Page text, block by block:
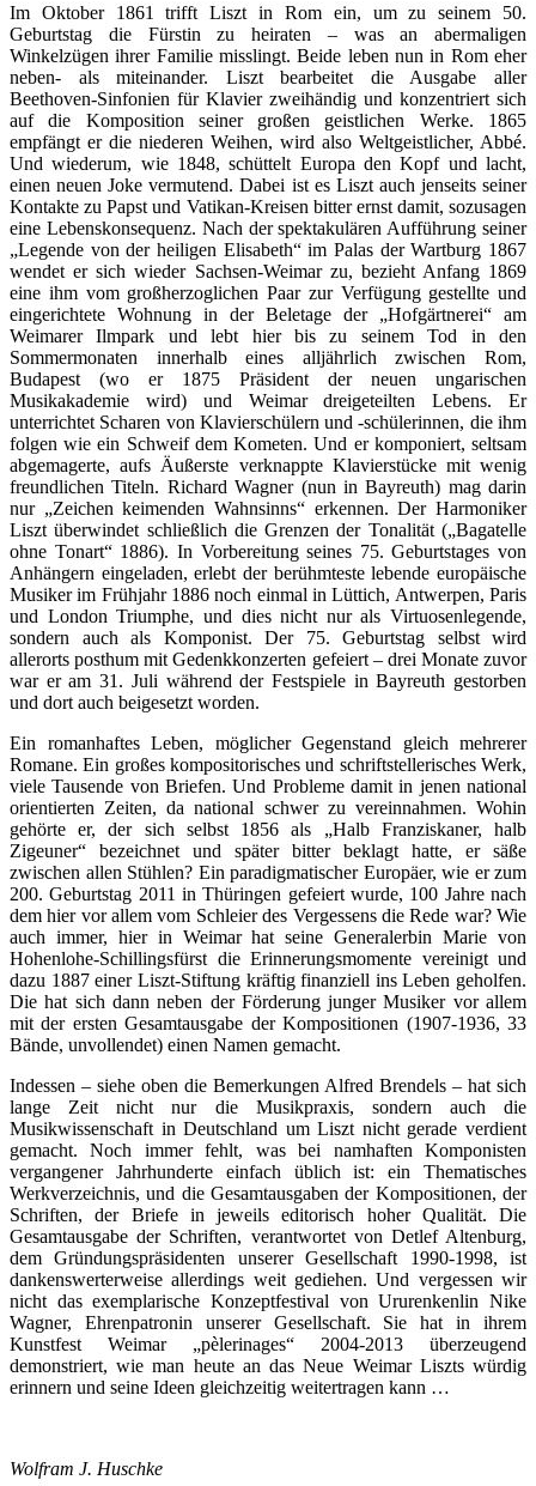
Im Oktober 1861 trifft Liszt in Rom ein, um zu seinem 50.
Geburtstag die Fürstin zu heiraten – was an abermaligen
Winkelzügen ihrer Familie misslingt. Beide leben nun in Rom eher
neben- als miteinander. Liszt bearbeitet die Ausgabe aller
Beethoven-Sinfonien für Klavier zweihändig und konzentriert sich
auf die Komposition seiner großen geistlichen Werke. 1865
empfängt er die niederen Weihen, wird also Weltgeistlicher, Abbé.
Und wiederum, wie 1848, schüttelt Europa den Kopf und lacht,
einen neuen Joke vermutend. Dabei ist es Liszt auch jenseits seiner
Kontakte zu Papst und Vatikan-Kreisen bitter ernst damit, sozusagen
eine Lebenskonsequenz. Nach der spektakulären Aufführung seiner
„Legende von der heiligen Elisabeth“ im Palas der Wartburg 1867
wendet er sich wieder Sachsen-Weimar zu, bezieht Anfang 1869
eine ihm vom großherzoglichen Paar zur Verfügung gestellte und
eingerichtete Wohnung in der Beletage der „Hofgärtnerei“ am
Weimarer Ilmpark und lebt hier bis zu seinem Tod in den
Sommermonaten innerhalb eines alljährlich zwischen Rom,
Budapest (wo er 1875 Präsident der neuen ungarischen
Musikakademie wird) und Weimar dreigeteilten Lebens. Er
unterrichtet Scharen von Klavierschülern und -schülerinnen, die ihm
folgen wie ein Schweif dem Kometen.Und er komponiert, seltsam
abgemagerte, aufs Äußerste verknappte Klavierstücke mit wenig
freundlichen Titeln. Richard Wagner (nun in Bayreuth) mag darin
nur „Zeichen keimenden Wahnsinns“ erkennen. Der Harmoniker
Liszt überwindet schließlich die Grenzen der Tonalität („Bagatelle
ohne Tonart“ 1886). In Vorbereitung seines 75. Geburtstages von
Anhängern eingeladen, erlebt der berühmteste lebende europäische
Musiker im Frühjahr 1886 noch einmal in Lüttich, Antwerpen, Paris
und London Triumphe, und dies nicht nur als Virtuosenlegende,
sondern auch als Komponist. Der 75. Geburtstag selbst wird
allerorts posthum mit Gedenkkonzerten gefeiert – drei Monate zuvor
war er am 31. Juli während der Festspiele in Bayreuth gestorben
und dort auch beigesetzt worden.
Ein romanhaftes Leben, möglicher Gegenstand gleich mehrerer
Romane. Ein großes kompositorisches und schriftstellerisches Werk,
viele Tausende von Briefen. Und Probleme damit in jenen national
orientierten Zeiten, da national schwer zu vereinnahmen. Wohin
gehörte er, der sich selbst 1856 als „Halb Franziskaner, halb
Zigeuner“ bezeichnet und später bitter beklagt hatte, er säße
zwischen allen Stühlen? Ein paradigmatischer Europäer, wie er zum
200. Geburtstag 2011 in Thüringen gefeiert wurde, 100 Jahre nach
dem hier vor allem vom Schleier des Vergessens die Rede war? Wie
auch immer, hier in Weimar hat seine Generalerbin Marie von
Hohenlohe-Schillingsfürst die Erinnerungsmomente vereinigt und
dazu 1887 einer Liszt-Stiftung kräftig finanziell ins Leben geholfen.
Die hat sich dann neben der Förderung junger Musiker vor allem
mit der ersten Gesamtausgabe der Kompositionen (1907-1936, 33
Bände, unvollendet) einen Namen gemacht.
Indessen – siehe oben die Bemerkungen Alfred Brendels – hat sich
lange Zeit nicht nur die Musikpraxis, sondern auch die
Musikwissenschaft in Deutschland um Liszt nicht gerade verdient
gemacht. Noch immer fehlt, was bei namhaften Komponisten
vergangener Jahrhunderte einfach üblich ist: ein Thematisches
Werkverzeichnis, und die Gesamtausgaben der Kompositionen, der
Schriften, der Briefe in jeweils editorisch hoher Qualität. Die
Gesamtausgabe der Schriften, verantwortet von Detlef Altenburg,
dem Gründungspräsidenten unserer Gesellschaft 1990-1998, ist
dankenswerterweise allerdings weit gediehen. Und vergessen wir
nicht das exemplarische Konzeptfestival von Ururenkenlin Nike
Wagner, Ehrenpatronin unserer Gesellschaft. Sie hat in ihrem
Kunstfest Weimar „pèlerinages“ 2004-2013 überzeugend
demonstriert, wie man heute an das Neue Weimar Liszts würdig
erinnern und seine Ideen gleichzeitig weitertragen kann …
Wolfram J. Huschke